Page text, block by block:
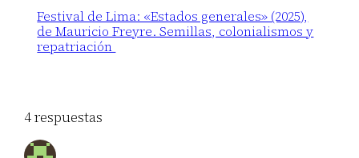
Festival de Lima: «Estados generales» (2025),
de Mauricio Freyre. Semillas, colonialismos y
repatriación
4 respuestas